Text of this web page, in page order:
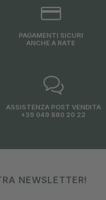
PAGAMENTI SICURI
ANCHE A RATE
ASSISTENZA POST VENDITA
+39 049 880 20 22
NEWSLETTER!